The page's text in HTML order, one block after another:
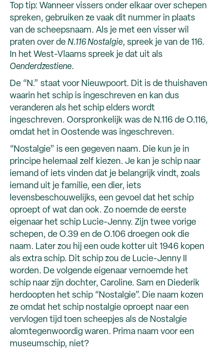
Top tip: Wanneer vissers onder elkaar over schepen
spreken, gebruiken ze vaak dit nummer in plaats
van de scheepsnaam. Als je met een visser wil
praten over de N.116 Nostalgie, spreek je van de 116.
In het West-Vlaams spreek je dat uit als
Oenderdzestiene.
De “N.” staat voor Nieuwpoort. Dit is de thuishaven
waarin het schip is ingeschreven en kan dus
veranderen als het schip elders wordt
ingeschreven. Oorspronkelijk was de N.116 de O.116,
omdat het in Oostende was ingeschreven.
“Nostalgie” is een gegeven naam. Die kun je in
principe helemaal zelf kiezen. Je kan je schip naar
iemand of iets vinden dat je belangrijk vindt, zoals
iemand uit je familie, een dier, iets
levensbeschouwelijks, een gevoel dat het schip
oproept of wat dan ook. Zo noemde de eerste
eigenaar het schip Lucie-Jenny. Zijn twee vorige
schepen, de O.39 en de O.106 droegen ook die
naam. Later zou hij een oude kotter uit 1946 kopen
als extra schip. Dit schip zou de Lucie-Jenny II
worden. De volgende eigenaar vernoemde het
schip naar zijn dochter, Caroline. Sam en Diederik
herdoopten het schip “Nostalgie”. Die naam kozen
ze omdat het schip nostalgie oproept naar een
vervlogen tijd toen scheepjes als de Nostalgie
alomtegenwoordig waren. Prima naam voor een
museumschip, niet?